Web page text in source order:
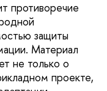
противоречие
защиты
Материал
не только о
проекте,